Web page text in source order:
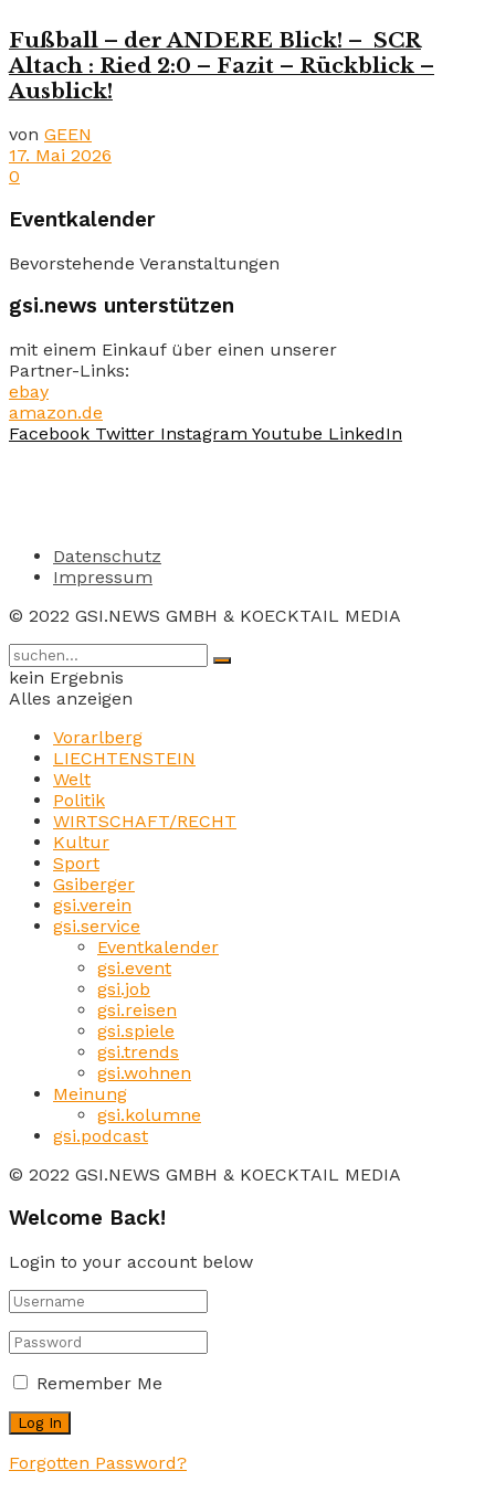
Fußball – der ANDERE Blick! – SCR
Altach : Ried 2:0 – Fazit – Rückblick –
Ausblick!
von GEEN
17. Mai 2026
0
Eventkalender
Bevorstehende Veranstaltungen
gsi.news unterstützen
mit einem Einkauf über einen unserer
Partner-Links:
ebay
amazon.de
Facebook Twitter Instagram Youtube LinkedIn
Datenschutz
Impressum
© 2022 GSI.NEWS GMBH & KOECKTAIL MEDIA
kein Ergebnis
Alles anzeigen
Vorarlberg
LIECHTENSTEIN
Welt
Politik
WIRTSCHAFT/RECHT
Kultur
Sport
Gsiberger
gsi.verein
gsi.service
Eventkalender
gsi.event
gsi.job
gsi.reisen
gsi.spiele
gsi.trends
gsi.wohnen
Meinung
gsi.kolumne
gsi.podcast
© 2022 GSI.NEWS GMBH & KOECKTAIL MEDIA
Welcome Back!
Login to your account below
Remember Me
Forgotten Password?